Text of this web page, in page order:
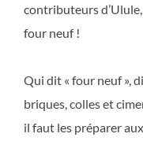
contributeurs d’Ulule,
four neuf !
Qui dit « four neuf »,
briques, colles et
il faut les préparer